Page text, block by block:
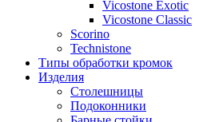
Vicostone Exotic
Vicostone Classic
Scorino
Technistone
Типы обработки кромок
Изделия
Столешницы
Подоконники